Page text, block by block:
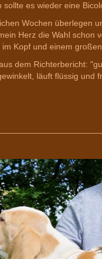
sollte es wieder eine
Wochen überlegen
Herz die Wahl schon
Kopf und einem großen
dem Richterbericht:
läuft flüssig und